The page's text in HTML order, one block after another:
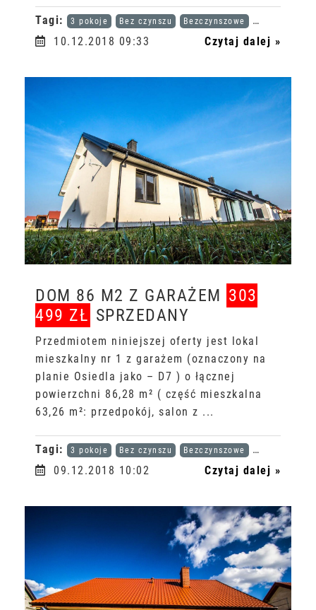
Tagi: 3 pokoje Bez czynszu Bezczynszowe Karta dużej
10.12.2018 09:33 Czytaj dalej »
DOM 86 M2 Z GARAŻEM 303
499 ZŁ SPRZEDANY
Przedmiotem niniejszej oferty jest lokal
mieszkalny nr 1 z garażem (oznaczony na
planie Osiedla jako – D7 ) o łącznej
powierzchni 86,28 m² ( część mieszkalna
63,26 m²: przedpokój, salon z ...
Tagi: 3 pokoje Bez czynszu Bezczynszowe Karta dużej
09.12.2018 10:02 Czytaj dalej »